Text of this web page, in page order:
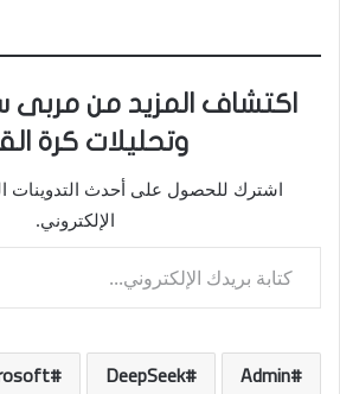
اكتشاف المزيد من مربى
وتحليلات كرة
اشترك للحصول على أحدث التدوينات
الإلكتروني.
كتابة بريدك الإلكتروني...
Admin
DeepSeek